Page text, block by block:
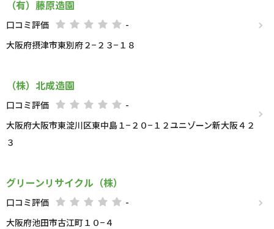
（有）藤原造園
口コミ評価
-
大阪府摂津市東別府２−２３−１８
（株）北成造園
口コミ評価
-
大阪府大阪市東淀川区東中島１−２０−１２ユニゾーン新大阪４２
３
グリーンリサイクル（株）
口コミ評価
-
大阪府池田市古江町１０−４